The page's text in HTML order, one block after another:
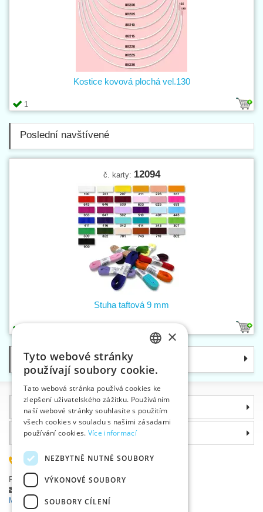
1
Kostice kovová plochá vel.130
Poslední navštívené
č. karty: 12094
Stuha taftová 9 mm
Kategorie
Informace
Proč si zvolit právě nás
585 051 217
Plzeňská 868, 783 91 Uničov, Česká republika
Položit dotaz
Máte problémy s přihlášením ?
ENGLISH
GERMAN
×
Tyto webové stránky
používají soubory cookie.
Tato webová stránka používá cookies ke
zlepšení uživatelského zážitku. Používáním
naší webové stránky souhlasíte s použitím
všech cookies v souladu s našimi zásadami
používání cookies. Více informací
NEZBYTNĚ NUTNÉ SOUBORY
VÝKONOVÉ SOUBORY
SOUBORY CÍLENÍ